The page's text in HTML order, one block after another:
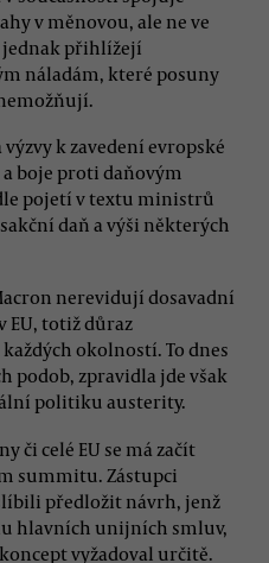
v měnovou, ale ne ve
přihlížejí
náladám, které posuny
k zavedení evropské
boje proti daňovým
pojetí v textu ministrů
daň a výši některých
nerevidují dosavadní
EU, totiž důraz
okolností. To dnes
podob, zpravidla jde však
politiku austerity.
či celé EU se má začít
summitu. Zástupci
předložit návrh, jenž
hlavních unijních smluv,
vyžadoval určitě.